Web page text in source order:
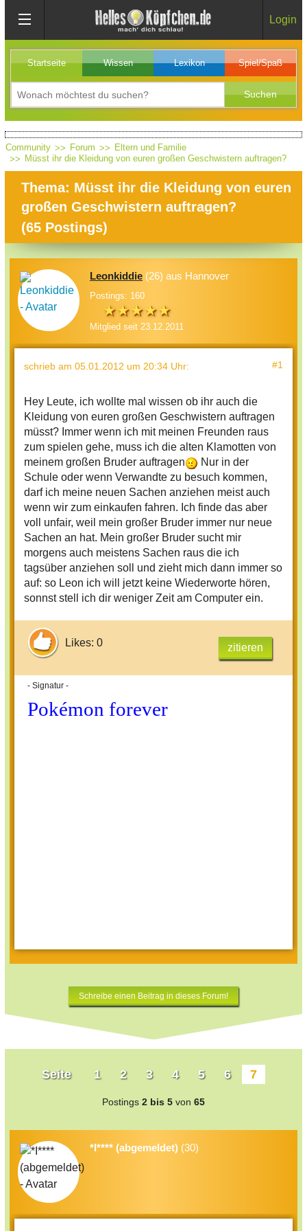
Login
Startseite Wissen Lexikon Spiel/Spaß
Community Forum
Eltern und Familie
Müsst ihr die Kleidung von euren großen Geschwistern auftragen?
Thema: Müsst ihr die Kleidung von euren
großen Geschwistern auftragen?
(65 Postings)
Leonkiddie (26) aus Hannover
Postings: 160
Mitglied seit 23.12.2011
schrieb am 05.01.2012 um 20:34 Uhr: #1
Hey Leute, ich wollte mal wissen ob ihr auch die
Kleidung von euren großen Geschwistern auftragen
müsst? Immer wenn ich mit meinen Freunden raus
zum spielen gehe, muss ich die alten Klamotten von
meinem großen Bruder auftragen
Nur in der
Schule oder wenn Verwandte zu besuch kommen,
darf ich meine neuen Sachen anziehen meist auch
wenn wir zum einkaufen fahren. Ich finde das aber
voll unfair, weil mein großer Bruder immer nur neue
Sachen an hat. Mein großer Bruder sucht mir
morgens auch meistens Sachen raus die ich
tagsüber anziehen soll und zieht mich dann immer so
auf: so Leon ich will jetzt keine Wiederworte hören,
sonnst stell ich dir weniger Zeit am Computer ein.
Likes: 0 zitieren
- Signatur -
Pokémon forever
Schreibe einen Beitrag in dieses Forum!
Seite 1 2 3 4 5 6 7
Postings 2 bis 5 von 65
*I**** (abgemeldet) (30)